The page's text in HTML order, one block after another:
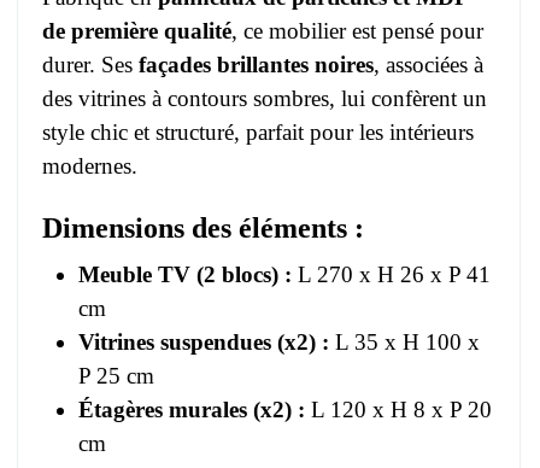
de première qualité, ce mobilier est pensé pour
durer. Ses façades brillantes noires, associées à
des vitrines à contours sombres, lui confèrent un
style chic et structuré, parfait pour les intérieurs
modernes.
Dimensions des éléments :
Meuble TV (2 blocs) : L 270 x H 26 x P 41
cm
Vitrines suspendues (x2) : L 35 x H 100 x
P 25 cm
Étagères murales (x2) : L 120 x H 8 x P 20
cm